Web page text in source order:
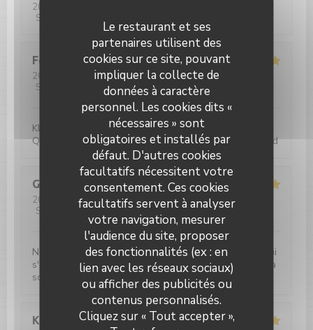
Le restaurant et ses
partenaires utilisent des
cookies sur ce site, pouvant
impliquer la collecte de
données à caractère
personnel. Les cookies dits «
nécessaires » sont
obligatoires et installés par
défaut. D'autres cookies
facultatifs nécessitent votre
consentement. Ces cookies
facultatifs servent à analyser
votre navigation, mesurer
l'audience du site, proposer
des fonctionnalités (ex : en
lien avec les réseaux sociaux)
ou afficher des publicités ou
contenus personnalisés.
Cliquez sur « Tout accepter »,
2026-08-02
Service
Felix
2026-07-31
- 19:00 - Couverts 4
Service
Ambiance: 4/5 Cuisine: 4/5 Qualité / Prix
Klassisch französische Brasserie-Bistro-Küche. Gute
Qualität sehr flotter Service. Äußerst zufriedenstellend
Guy
2026-07-31- 12:30 - Couverts 3
Service
/5 Ambiance: 5/5 Cuisine: 5/5 Qualité / Prix
Nous avons emmené notre maman âgée de 87 ans, qui
s'est régalée et réjouie de la courtoisie du personnel à
son égard.
Katrien
M
Le Paris Plage